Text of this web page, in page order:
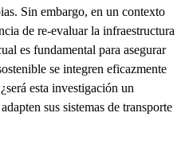
Sin embargo, en un contexto
de re-evaluar la infraestructura
es fundamental para asegurar
se integren eficazmente
esta investigación un
sus sistemas de transporte